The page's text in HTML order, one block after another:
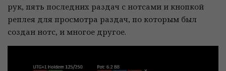
рук, пять последних раздач с нотсами и кнопкой
реплея для просмотра раздач, по которым был
создан нотс, и многое другое.